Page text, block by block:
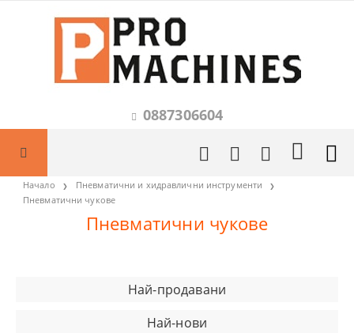
0887306604
Начало
Пневматични и хидравлични инструменти
Пневматични чукове
Пневматични чукове
Най-продавани
Най-нови